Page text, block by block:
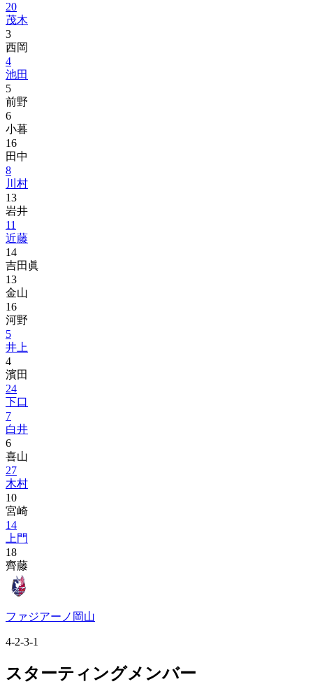
20
茂木
3
西岡
4
池田
5
前野
6
小暮
16
田中
8
川村
13
岩井
11
近藤
14
吉田眞
13
金山
16
河野
5
井上
4
濱田
24
下口
7
白井
6
喜山
27
木村
10
宮崎
14
上門
18
齊藤
ファジアーノ岡山
4-2-3-1
スターティングメンバー